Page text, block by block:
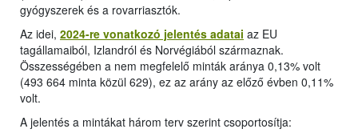
gyógyszerek és a rovarriasztók.
Az idei, 2024-re vonatkozó jelentés adatai az EU
tagállamaiból, Izlandról és Norvégiából származnak.
Összességében a nem megfelelő minták aránya 0,13% volt
(493 664 minta közül 629), ez az arány az előző évben 0,11%
volt.
A jelentés a mintákat három terv szerint csoportosítja: